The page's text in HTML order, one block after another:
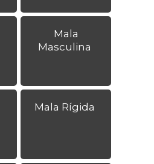
Mala
Masculina
Mala Rígida